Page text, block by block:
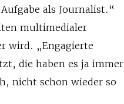
als Journalist.“
multimedialer
wird. „Engagierte
die haben es ja immer
nicht schon wieder so